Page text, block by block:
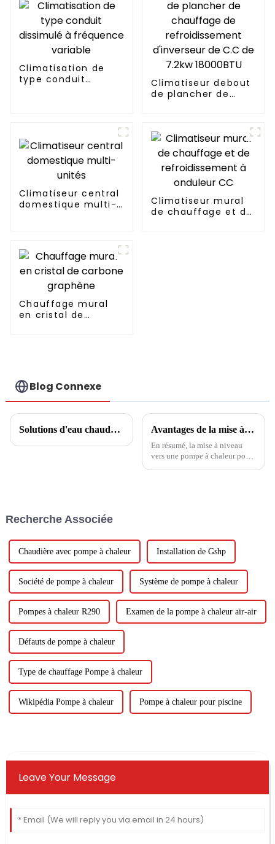
Climatisation de
type conduit
Climatiseur debout
de plancher de
de 7.2kw 18000BTU
Climatiseur central
domestique multi-
Climatiseur mural
de chauffage et de
Chauffage mural
en cristal de
Blog Connexe
Solutions d'eau chaude domestique Avantages de la mise à niveau vers une pompe à chaleur pour chauffe-eau
En résumé, la mise à niveau
vers une pompe à chaleur pour
durabilité à long terme.
Recherche Associée
Chaudière avec pompe à chaleur Installation de Gshp
Société de pompe à chaleur Système de pompe à chaleur
Pompes à chaleur R290 Examen de la pompe à chaleur air-air
Défauts de pompe à chaleur
Type de chauffage Pompe à chaleur
Wikipédia Pompe à chaleur Pompe à chaleur pour piscine
Leave Your Message